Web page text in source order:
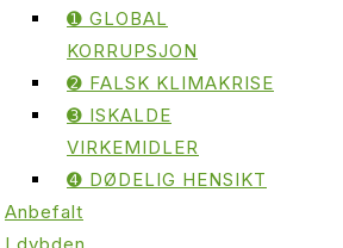
➊ GLOBAL
KORRUPSJON
➋ FALSK KLIMAKRISE
➌ ISKALDE
VIRKEMIDLER
➍ DØDELIG HENSIKT
Anbefalt